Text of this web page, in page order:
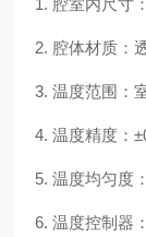
1. 腔室内尺寸
2. 腔体材质：
3. 温度范围：
4. 温度精度：
5. 温度均匀度
6. 温度控制器